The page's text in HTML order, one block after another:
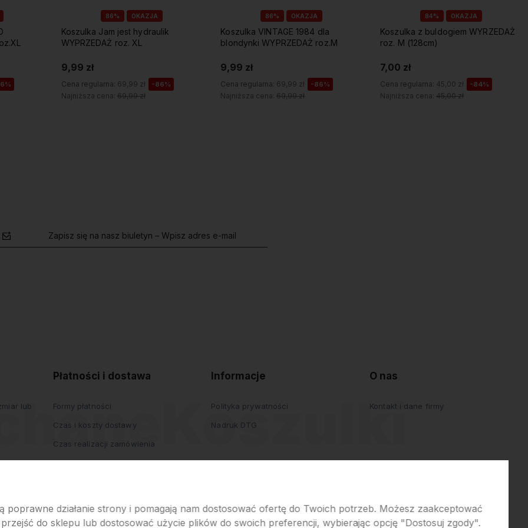
86% OKAZJA
Koszulka VINTAGE 1984 dla
blondynki WYPRZEDAŻ roz.M
9,99 zł
Cena regularna: 69,99 zł -86%
Najniższa cena:69,99 zł
84% OKAZJA
Koszulka z buldogiem WYRZEDAŻ
roz. M (128cm)
7,00 zł
Cena regularna:45,00 zł -84%
Najniższa cena:45,00 zł
84% OKAZJA
Body dziecięce BATERIE SYN
WYPRZEDAŻ 3miesiąc
7,00 zł
Cena regularna: 45,00 zł -84%
Najniższa cena: 45,00 zł
Zapisz się na nasz biuletyn – Wpisz adres e-mail
lub
Płatności i dostawa
Formy płatności
Czas i koszty dostawy
Czas realizacji zamówienia
Informacje
Polityka prywatności
Nadruk DTG
O nas
Kontakt i dane firmy
poprawne działanie strony i pomagają nam dostosować ofertę do Twoich potrzeb. Możesz zaakceptować
do sklepu lub dostosować użycie plików do swoich preferencji, wybierając opcję "Dostosuj zgody".